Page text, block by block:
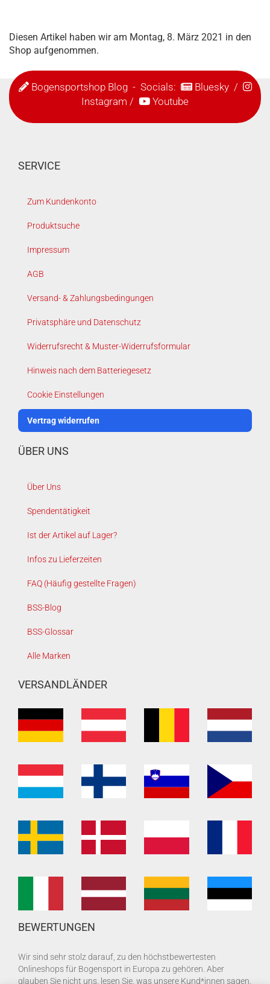
Diesen Artikel haben wir am Montag, 8. März 2021 in den
Shop aufgenommen.
Bogensportshop Blog- Socials: Bluesky/
Instagram / Youtube
SERVICE
Zum Kundenkonto
Produktsuche
Impressum
AGB
Versand- & Zahlungsbedingungen
Privatsphäre und Datenschutz
Widerrufsrecht & Muster-Widerrufsformular
Hinweis nach dem Batteriegesetz
Cookie Einstellungen
Vertrag widerrufen
ÜBER UNS
Über Uns
Spendentätigkeit
Ist der Artikel auf Lager?
Infos zu Lieferzeiten
FAQ (Häufig gestellte Fragen)
BSS-Blog
BSS-Glossar
Alle Marken
VERSANDLÄNDER
BEWERTUNGEN
Wir sind sehr stolz darauf, zu den höchstbewertesten
Onlineshops für Bogensport in Europa zu gehören. Aber
glauben Sie nicht uns, lesen Sie, was unsere Kund*innen sagen,